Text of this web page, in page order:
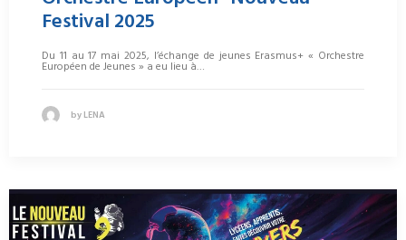
Festival 2025
Du 11 au 17 mai 2025, l’échange de jeunes Erasmus+ « Orchestre
Européen de Jeunes » a eu lieu à…
by LENA